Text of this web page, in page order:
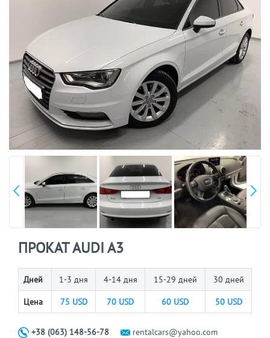
ПРОКАТ AUDI A3
Дней 1-3 дня 4-14 дня 15-29 дней 30 дней
Цена 75 USD 70 USD 60 USD 50USD
+38 (063) 148-56-78 rentalcars@yahoo.com